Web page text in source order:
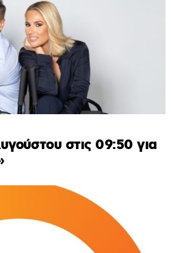
στις 09:50 για